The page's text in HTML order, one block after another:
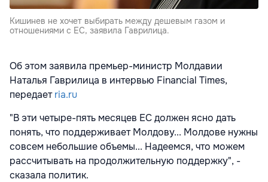
Кишинев не хочет выбирать между дешевым газом и
отношениями с ЕC, заявила Гаврилица.
Об этом заявила премьер-министр Молдавии
Наталья Гаврилица в интервью Financial Times,
передаетria.ru
"В эти четыре-пять месяцев ЕС должен ясно дать
понять, что поддерживает Молдову... Молдове нужны
совсем небольшие объемы... Надеемся, что можем
рассчитывать на продолжительную поддержку", -
сказала политик.